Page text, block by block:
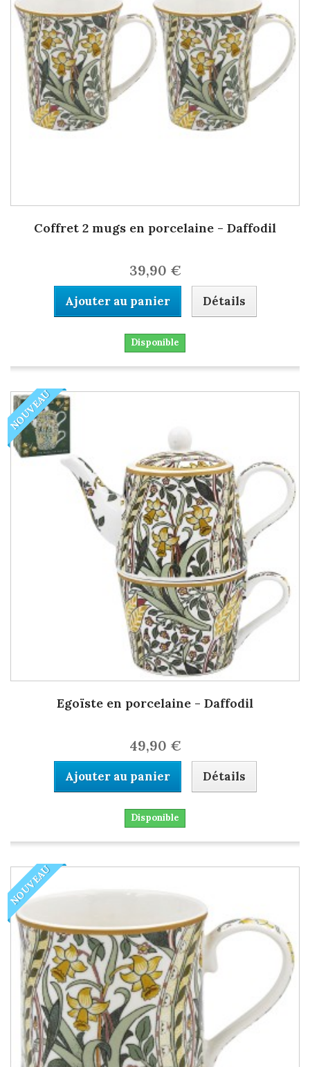
Coffret 2 mugs en porcelaine - Daffodil
39,90 €
Ajouter au panier Détails
Disponible
NOUVEAU
Egoïste en porcelaine - Daffodil
49,90 €
Ajouter au panier Détails
Disponible
NOUVEAU